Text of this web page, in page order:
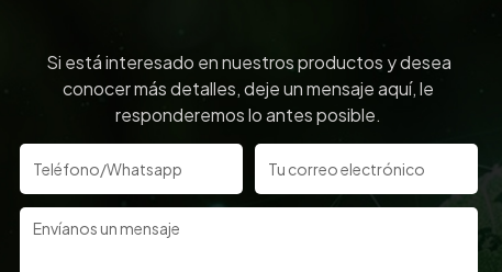
Si está interesado en nuestros productos y desea
conocer más detalles, deje un mensaje aquí, le
responderemos lo antes posible.